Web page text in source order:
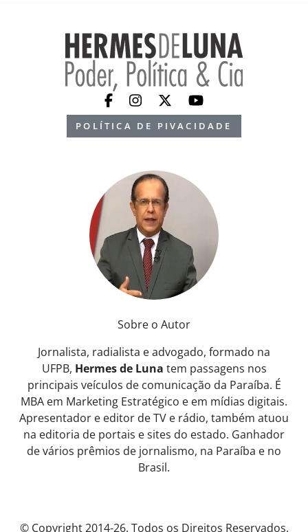
POLÍTICA DE PIVACIDADE
Sobre o Autor
Jornalista, radialista e advogado, formado na
UFPB, Hermes de Luna tem passagens nos
principais veículos de comunicação da Paraíba. É
MBA em Marketing Estratégico e em mídias digitais.
Apresentador e editor de TV e rádio, também atuou
na editoria de portais e sites do estado. Ganhador
de vários prêmios de jornalismo, na Paraíba e no
Brasil.
© Copyright 2014-26. Todos os Direitos Reservados.